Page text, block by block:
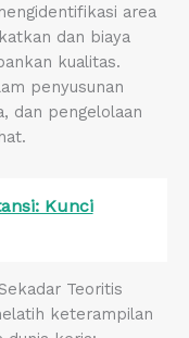
area
dan biaya
kualitas.
penyusunan
dan pengelolaan
Kunci
Teoritis
keterampilan